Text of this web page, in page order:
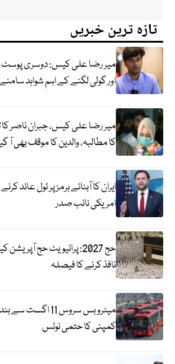
تازہ ترین خبریں
میر رضا علی کیس: دوسری پوسٹ
اور گولی لگنے کے اہم شواہد
میر رضا علی کیس، جبران ناصر کا
کا مطالبہ، والدین کا موقف بھی آ
ایران کا آبنائے ہرمز پر ٹول عائد
امریکی نائب صدر
حج 2027: پرائیویٹ حج
نافذ کرنے کا فیصلہ
میٹرو بس سروس 11
کمپنی کا حتمی نوٹس